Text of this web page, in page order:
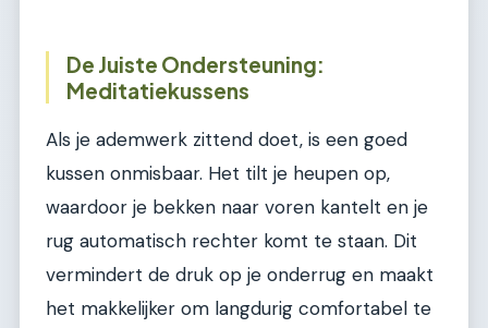
De Juiste Ondersteuning:
Meditatiekussens
Als je ademwerk zittend doet, is een goed
kussen onmisbaar. Het tilt je heupen op,
waardoor je bekken naar voren kantelt en je
rug automatisch rechter komt te staan. Dit
vermindert de druk op je onderrug en maakt
het makkelijker om langdurig comfortabel te